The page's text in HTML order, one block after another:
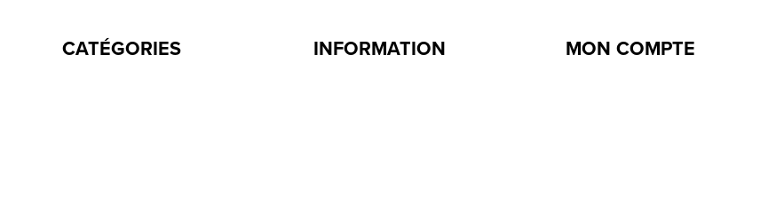
CATÉGORIES INFORMATION MON COMPTE